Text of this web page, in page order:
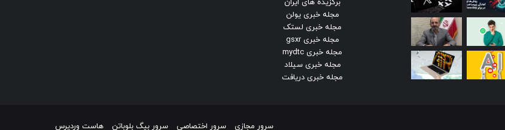
برگزیده های ایران
مجله خبری یولن
مجله خبری لستک
مجله خبری gsxr
مجله خبری mydtc
مجله خبری سیلاد
مجله خبری دریافت
سرور مجازی سرور اختصاصی سرور بیگ بلوباتن هاست وردپرس